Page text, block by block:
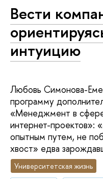
Вести
интуицию
Любовь Симонова-
программу
«Менеджмент в сфере
интернет-проектов»:
опытным путем, не
хвост» едва
Университетская жизнь